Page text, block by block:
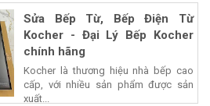
Sửa Bếp Từ, Bếp Điện Từ
Kocher - Đại Lý Bếp Kocher
chính hãng
Kocher là thương hiệu nhà bếp cao
cấp, với nhiều sản phẩm được sản
xuất...